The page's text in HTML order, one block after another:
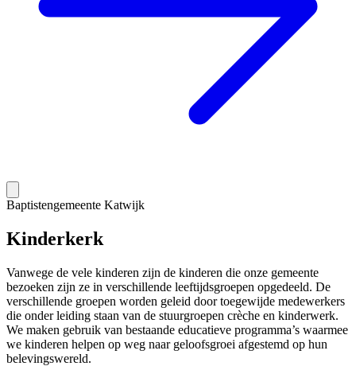
Baptistengemeente Katwijk
Kinderkerk
Vanwege de vele kinderen zijn de kinderen die onze gemeente
bezoeken zijn ze in verschillende leeftijdsgroepen opgedeeld. De
verschillende groepen worden geleid door toegewijde medewerkers
die onder leiding staan van de stuurgroepen crèche en kinderwerk.
We maken gebruik van bestaande educatieve programma’s waarmee
we kinderen helpen op weg naar geloofsgroei afgestemd op hun
belevingswereld.